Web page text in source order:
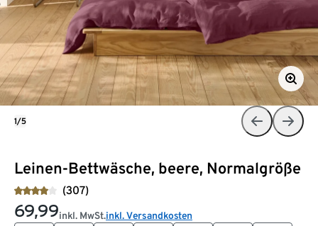
Leinen-Bettwäsche, beere, Normalgröße
(307)
69,99inkl. MwSt.inkl. Versandkosten
1/5